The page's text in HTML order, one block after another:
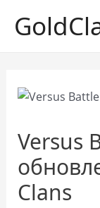
Versus
Clans